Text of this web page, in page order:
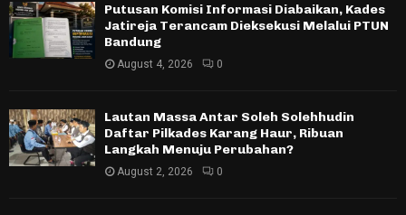
Putusan Komisi Informasi Diabaikan, Kades
Jatireja Terancam Dieksekusi Melalui PTUN
Bandung
August 4, 2026 0
Lautan Massa Antar Soleh Solehhudin
Daftar Pilkades Karang Haur, Ribuan
Langkah Menuju Perubahan?
August 2, 2026 0